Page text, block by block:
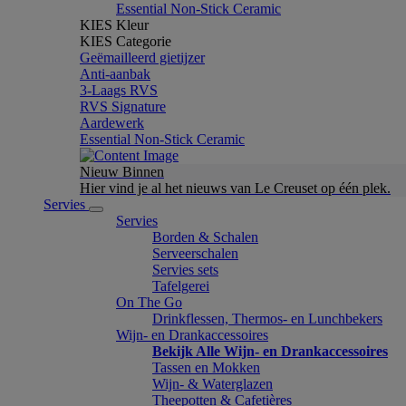
Essential Non-Stick Ceramic
KIES Kleur
KIES Categorie
Geëmailleerd gietijzer
Anti-aanbak
3-Laags RVS
RVS Signature
Aardewerk
Essential Non-Stick Ceramic
Nieuw Binnen
Hier vind je al het nieuws van Le Creuset op één plek.
Servies
Servies
Borden & Schalen
Serveerschalen
Servies sets
Tafelgerei
On The Go
Drinkflessen, Thermos- en Lunchbekers
Wijn- en Drankaccessoires
Bekijk Alle Wijn- en Drankaccessoires
Tassen en Mokken
Wijn- & Waterglazen
Theepotten & Cafetières